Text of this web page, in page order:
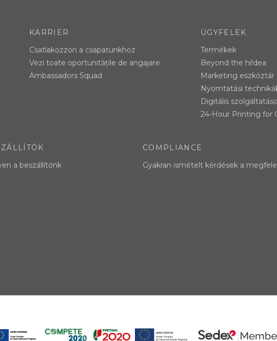
KARRIER
Csatlakozzon a csapatunkhoz
Vezi toate oportunitățile de angajare
Ambassadors Squad
ÜGYFELEK
Termékek
Beyond the hi!dea
Marketing eszköztár
Nyomtatási
Digitális
24-Hour Printing for
a beszállítónk
COMPLIANCE
Gyakran ismételt kérdések a